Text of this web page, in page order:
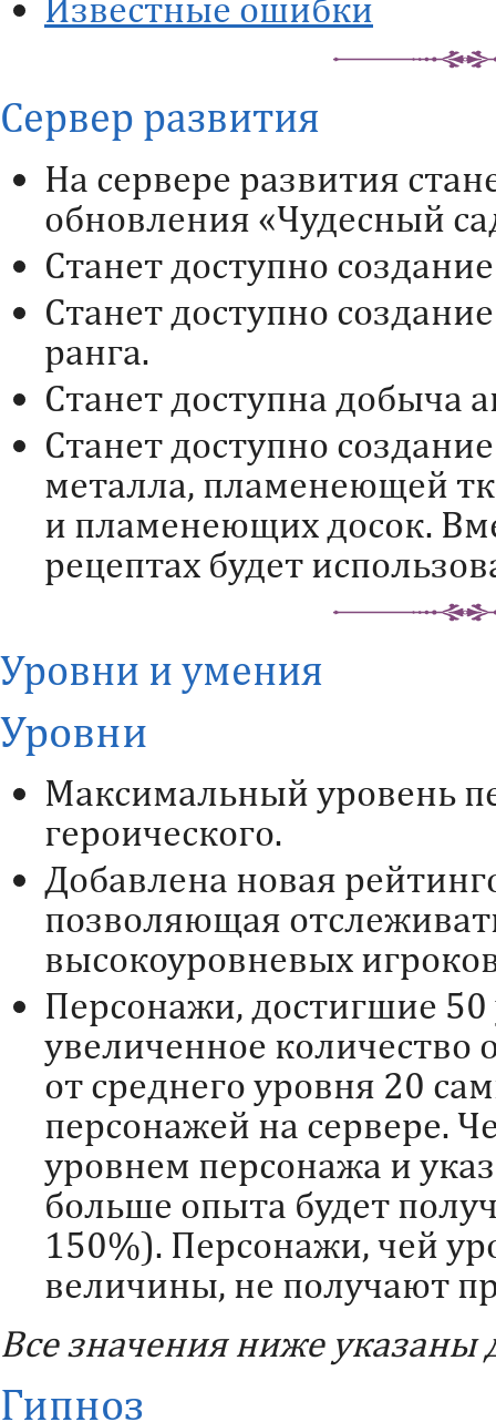
Известные ошибки
Сервер развития
На сервере развития
обновления «Чудесный
Станет доступно
Станет доступно
ранга.
Станет доступна добыча
Станет доступно
металла, пламенеющей
и пламенеющих досок.
рецептах будет
Уровни и умения
Уровни
Максимальный уровень
героического.
Добавлена новая
позволяющая
высокоуровневых
Персонажи, достигшие
увеличенное количество
от среднего уровня 20
персонажей на сервере.
уровнем персонажа и
больше опыта будет
150%). Персонажи, чей
величины, не получают
Все значения ниже указаны
Гипноз